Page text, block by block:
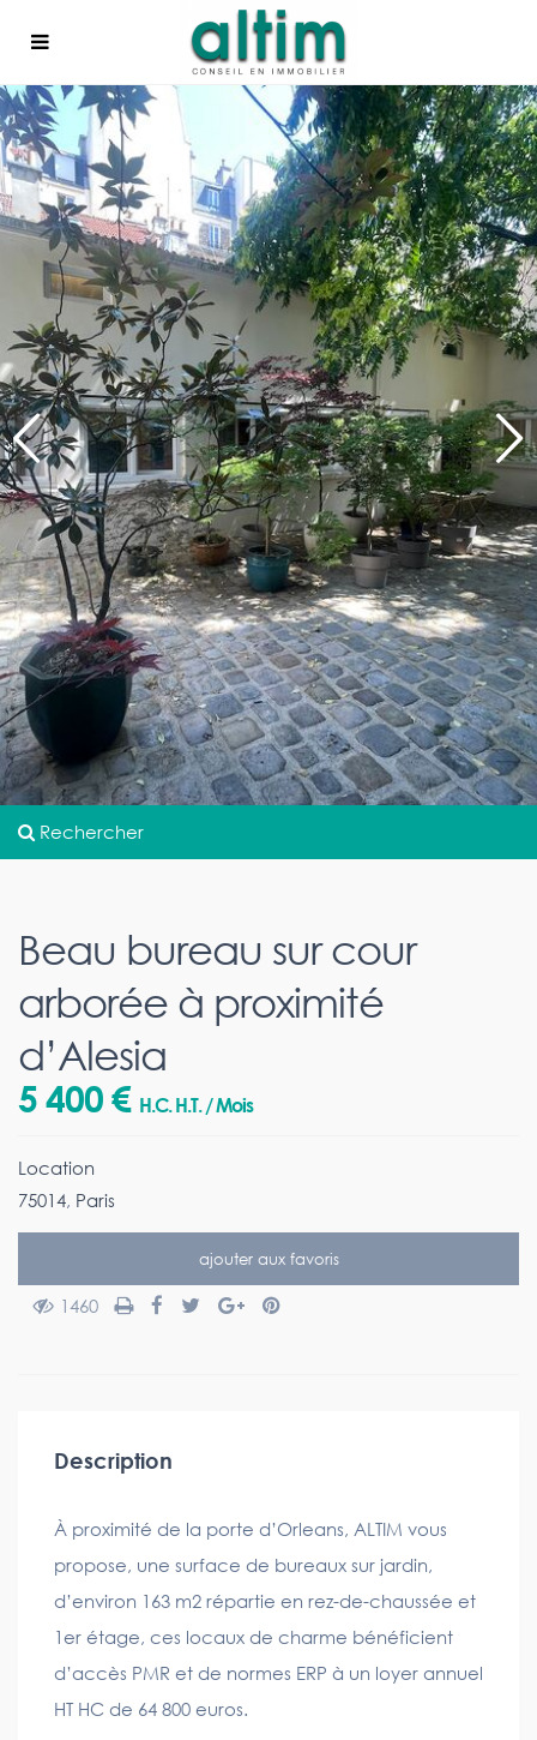
Rechercher
Beau bureau sur cour
arborée à proximité
d’Alesia
5 400 € H.C. H.T. / Mois
Location
75014, Paris
ajouter aux favoris
1460
Description
À proximité de la porte d’Orleans, ALTIM vous
propose, une surface de bureaux sur jardin,
d’environ 163 m2 répartie en rez-de-chaussée et
1er étage, ces locaux de charme bénéficient
d’accès PMR et de normes ERP à un loyer annuel
HT HC de 64 800 euros.